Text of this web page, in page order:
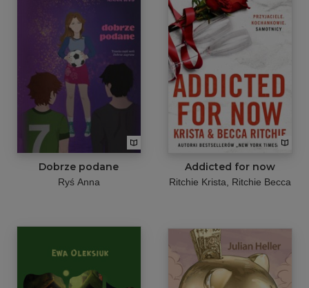
Dobrze podane
Ryś Anna
Addicted for now
Ritchie Krista Ritchie Becca